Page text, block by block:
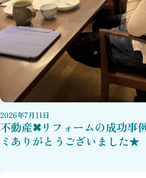
2026年7月11 日
不動産✖リフォームの成功
ミありがとうございました★